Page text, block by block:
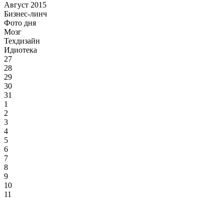
Август 2015
Бизнес-линч
Фото дня
Мозг
Техдизайн
Идиотека
27
28
29
30
31
1
2
3
4
5
6
7
8
9
10
11